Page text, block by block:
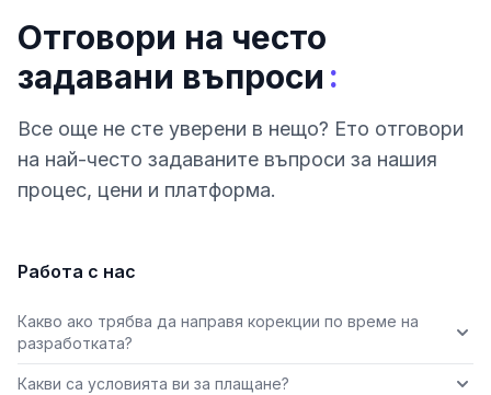
Отговори на често
задавани въпроси :
Все още не сте уверени в нещо? Ето отговори
на най-често задаваните въпроси за нашия
процес, цени и платформа.
Работа с нас
Какво ако трябва да направя корекции по време на
разработката?
Какви са условията ви за плащане?